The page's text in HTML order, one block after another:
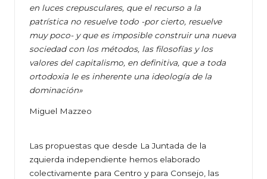
en luces crepusculares, que el recurso a la
patrística no resuelve todo -por cierto, resuelve
muy poco- y que es imposible construir una nueva
sociedad con los métodos, las filosofías y los
valores del capitalismo, en definitiva, que a toda
ortodoxia le es inherente una ideología de la
dominación»
Miguel Mazzeo
Las propuestas que desde La Juntada de la
zquierda independiente hemos elaborado
colectivamente para Centro y para Consejo, las